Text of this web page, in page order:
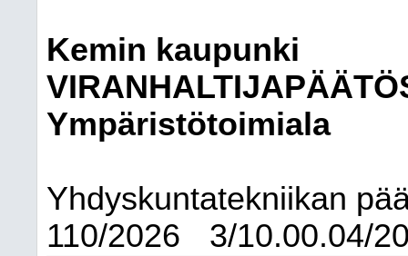
Kemin kaupunki
Ympäristötoimiala
Yhdyskuntatekniikan
110/2026
3/10.00.04/